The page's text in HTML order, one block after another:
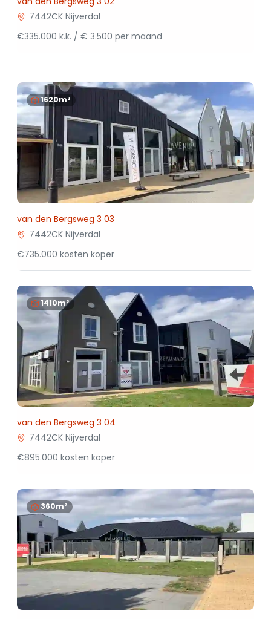
7442CK Nijverdal
€335.000 k.k. / € 3.500 per maand
1620m²
van den Bergsweg 3 03
7442CK Nijverdal
€735.000 kosten koper
1410m²
van den Bergsweg 3 04
7442CK Nijverdal
€895.000 kosten koper
360m²